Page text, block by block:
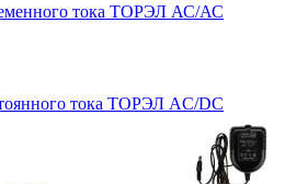
тока ТОРЭЛ АС/АС
тока ТОРЭЛ AC/DC